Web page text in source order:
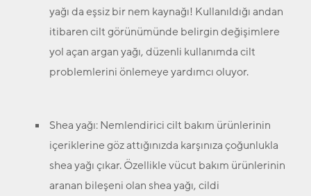
yağı da eşsiz bir nem kaynağı! Kullanıldığı andan
itibaren cilt görünümünde belirgin değişimlere
yol açan argan yağı, düzenli kullanımda cilt
problemlerini önlemeye yardımcı oluyor.
Shea yağı:Nemlendirici cilt bakım ürünlerinin
içeriklerine göz attığınızda karşınıza çoğunlukla
shea yağı çıkar. Özellikle vücut bakım ürünlerinin
aranan bileşeni olan shea yağı, cildi